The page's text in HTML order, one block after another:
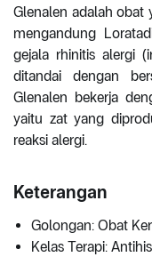
Glenalen adalah obat
mengandung
gejala rhinitis alergi
ditandai dengan
Glenalen bekerja
yaitu zat yang
reaksi alergi.
Keterangan
Golongan: Obat
Kelas Terapi: